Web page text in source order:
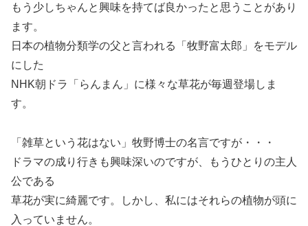
もう少しちゃんと興味を持てば良かったと思うことがあり
ます。
日本の植物分類学の父と言われる「牧野富太郎」をモデル
にした
NHK朝ドラ「らんまん」に様々な草花が毎週登場しま
す。
「雑草という花はない」牧野博士の名言ですが・・・
ドラマの成り行きも興味深いのですが、もうひとりの主人
公である
草花が実に綺麗です。しかし、私にはそれらの植物が頭に
入っていません。